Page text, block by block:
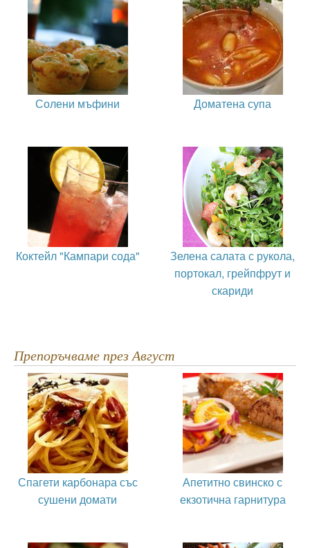
Солени мъфини Доматена супа
Коктейл "Кампари сода"
Зелена салата с рукола,
портокал, грейпфрут и
скариди
Препоръчваме през Август
Спагети карбонара със
сушени домати
Апетитно свинско с
екзотична гарнитура